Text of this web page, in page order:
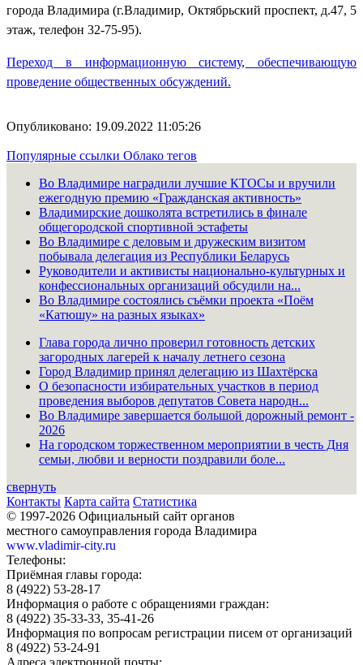
города Владимира (г.Владимир, Октябрьский проспект, д.47, 5
этаж, телефон 32-75-95).
Переход в информационную систему, обеспечивающую
проведение общественных обсуждений.
Опубликовано: 19.09.2022 11:05:26
Популярные ссылки Облако тегов
Во Владимире наградили лучшие КТОСы и вручили
ежегодную премию «Гражданская активность»
Владимирские дошколята встретились в финале
общегородской спортивной эстафеты
Во Владимире с деловым и дружеским визитом
побывала делегация из Республики Беларусь
Руководители и активисты национально-культурных и
конфессиональных организаций обсудили на...
Во Владимире состоялись съёмки проекта «Поём
«Катюшу» на разных языках»
Глава города лично проверил готовность детских
загородных лагерей к началу летнего сезона
Город Владимир принял делегацию из Шахтёрска
О безопасности избирательных участков в период
проведения выборов депутатов Совета народн...
Во Владимире завершается большой дорожный ремонт -
2026
На городском торжественном мероприятии в честь Дня
семьи, любви и верности поздравили боле...
свернуть
Контакты Карта сайта Статистика
© 1997-2026 Официальный сайт органов
местного самоуправления города Владимира
www.vladimir-city.ru
Телефоны:
Приёмная главы города:
8 (4922) 53-28-17
Информация о работе с обращениями граждан:
8 (4922) 35-33-33, 35-41-26
Информация по вопросам регистрации писем от организаций
8 (4922) 53-24-91
Адреса электронной почты: